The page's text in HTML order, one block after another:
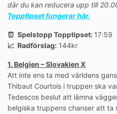
där du kan reducera upp till
Topptipset fungerar här.
⏰ Spelstopp Topptipset: 17:59
📈 Radförslag: 144kr
1. Belgien – Slovakien X
Att inte ens ta med världens
Thibaut Courtois i truppen ska
Tedescos beslut att lämna
belgiska truppens chanser att